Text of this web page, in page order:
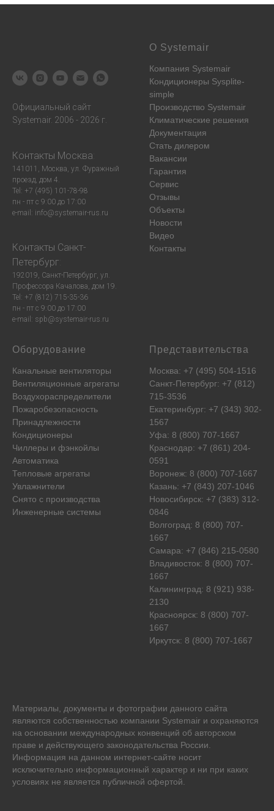
Официальный сайт
Systemair. 2006 - 2026 г.
Контакты Москва
141011, Москва, ул. Фуражный
проезд, дом 4.
Tel: +7 (495) 101-78-98
пн - пт с 9:00 до 17:00
e-mail: info@systemair-rus.ru
Контакты Санкт-
Петербург
192019, Санкт-Петербург, ул.
Профессора Качалова, дом 19.
Tel: +7 (812) 715-35-36
пн - пт с 9:00 до 17:00
e-mail: spb@systemair-rus.ru
О Systemair
Компания Systemair
Кондиционеры Sysplite-
simple
Производство Systemair
Климатические решения
Документация
Стать дилером
Вакансии
Гарантия
Сервис
Отзывы
Объекты
Новости
Видео
Контакты
Оборудование
Канальные вентиляторы
Вентиляционные агрегаты
Воздухораспределители
Пожаробезопасность
Принадлежности
Кондиционеры
Чиллеры и фэнкойлы
Автоматика
Тепловые агрегаты
Увлажнители
Снято с производства
Инженерные системы
Представительства
Москва: +7 (495) 504-1516
Санкт-Петербург: +7 (812)
715-3536
Екатеринбург: +7 (343) 302-
1567
Уфа: 8 (800) 707-1667
Краснодар: +7 (861) 204-
0591
Воронеж: 8 (800) 707-1667
Казань: +7 (843) 207-1046
Новосибирск: +7 (383) 312-
0846
Волгоград: 8 (800) 707-
1667
Самара: +7 (846) 215-0580
Владивосток: 8 (800) 707-
1667
Калининград: 8 (921) 938-
2130
Красноярск: 8 (800) 707-
1667
Иркутск: 8 (800) 707-1667
Материалы, документы и фотографии данного сайта
являются собственностью компании Systemair и охраняются
на основании международных конвенций об авторском
праве и действующего законодательства России.
Информация на данном интернет-сайте носит
исключительно информационный характер и ни при каких
условиях не является публичной офертой.